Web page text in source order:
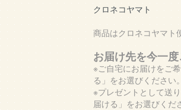
クロネコヤマト
商品はクロネコヤマト
お届け先を今一
※ご自宅にお届けをご
る」をお選びください。
※プレゼントとして送
届ける」をお選びくだ